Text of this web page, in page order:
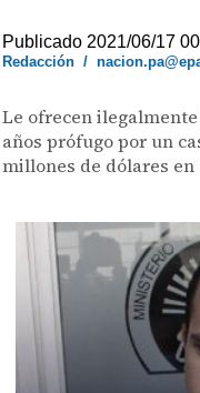
Publicado 2021/06/17
Redacción /
Le ofrecen
años prófugo por un
millones de dólares en